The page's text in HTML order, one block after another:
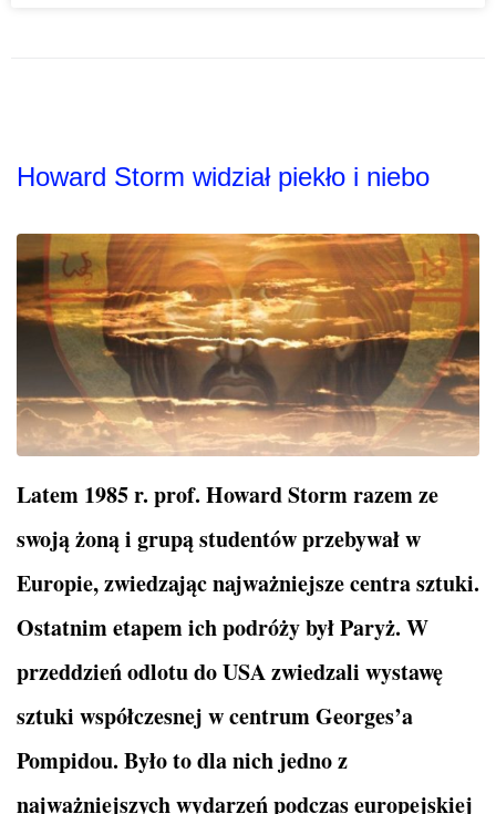
Howard Storm widział piekło i niebo
Latem 1985 r. prof. Howard Storm razem ze
swoją żoną i grupą studentów przebywał w
Europie, zwiedzając najważniejsze centra sztuki.
Ostatnim etapem ich podróży był Paryż. W
przeddzień odlotu do USA zwiedzali wystawę
sztuki współczesnej w centrum Georges’a
Pompidou. Było to dla nich jedno z
najważniejszych wydarzeń podczas europejskiej